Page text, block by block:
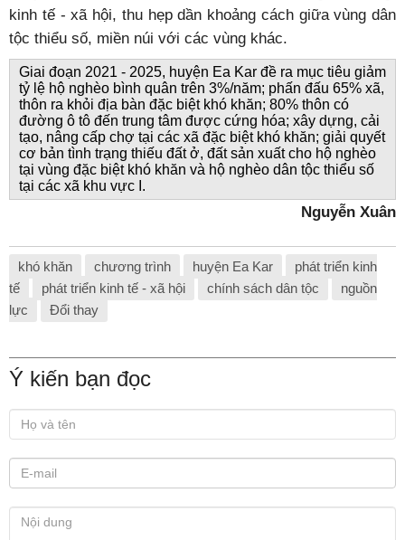
kinh tế - xã hội, thu hẹp dần khoảng cách giữa vùng dân
tộc thiểu số, miền núi với các vùng khác.
Giai đoạn 2021 - 2025, huyện Ea Kar đề ra mục tiêu giảm
tỷ lệ hộ nghèo bình quân trên 3%/năm; phấn đấu 65% xã,
thôn ra khỏi địa bàn đặc biệt khó khăn; 80% thôn có
đường ô tô đến trung tâm được cứng hóa; xây dựng, cải
tạo, nâng cấp chợ tại các xã đặc biệt khó khăn; giải quyết
cơ bản tình trạng thiếu đất ở, đất sản xuất cho hộ nghèo
tại vùng đặc biệt khó khăn và hộ nghèo dân tộc thiểu số
tại các xã khu vực I.
Nguyễn Xuân
khó khăn chương trình huyện Ea Kar
phát triển kinh
tế
phát triển kinh tế - xã hội chính sách dân tộc
nguồn
lực
Đổi thay
Ý kiến bạn đọc